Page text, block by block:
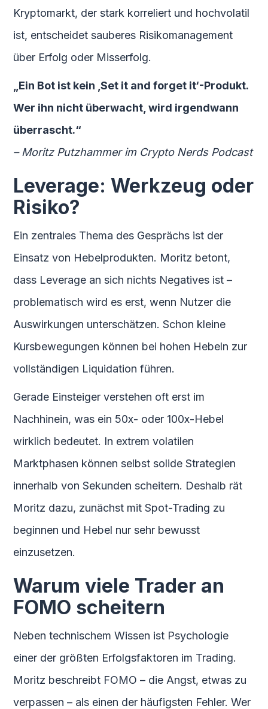
Kryptomarkt, der stark korreliert und hochvolatil
ist, entscheidet sauberes Risikomanagement
über Erfolg oder Misserfolg.
„Ein Bot ist kein ‚Set it and forget it‘-Produkt.
Wer ihn nicht überwacht, wird irgendwann
überrascht.“
– Moritz Putzhammer im Crypto Nerds Podcast
Leverage: Werkzeug oder
Risiko?
Ein zentrales Thema des Gesprächs ist der
Einsatz von Hebelprodukten. Moritz betont,
dass Leverage an sich nichts Negatives ist –
problematisch wird es erst, wenn Nutzer die
Auswirkungen unterschätzen. Schon kleine
Kursbewegungen können bei hohen Hebeln zur
vollständigen Liquidation führen.
Gerade Einsteiger verstehen oft erst im
Nachhinein, was ein 50x- oder 100x-Hebel
wirklich bedeutet. In extrem volatilen
Marktphasen können selbst solide Strategien
innerhalb von Sekunden scheitern. Deshalb rät
Moritz dazu, zunächst mit Spot-Trading zu
beginnen und Hebel nur sehr bewusst
einzusetzen.
Warum viele Trader an
FOMO scheitern
Neben technischem Wissen ist Psychologie
einer der größten Erfolgsfaktoren im Trading.
Moritz beschreibt FOMO – die Angst, etwas zu
verpassen – als einen der häufigsten Fehler. Wer